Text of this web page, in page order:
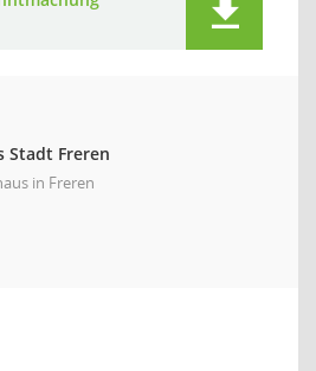
Stadt Freren
in Freren